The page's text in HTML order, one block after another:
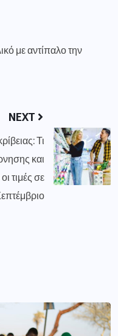
με αντίπαλο την
NEXT
Τι
και
τιμές σε